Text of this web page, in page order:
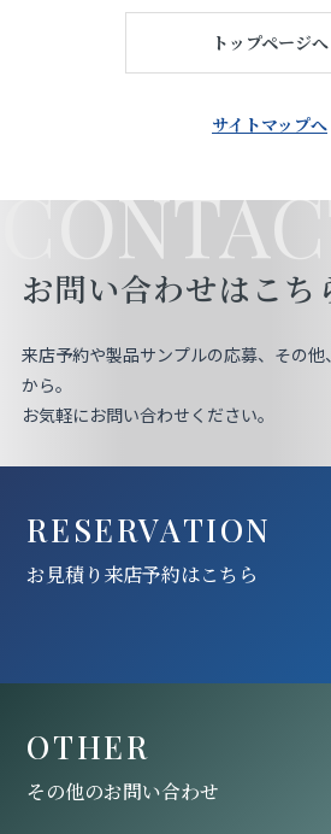
お役立ち情報
お問い合わせ
お気に入りリスト
トップページへ
サイトマップへ
お問い合わせはこち
来店予約や製品サンプルの応募、その
から。
お気軽にお問い合わせください。
RESERVATION
お見積り来店予約はこちら
OTHER
その他のお問い合わせ